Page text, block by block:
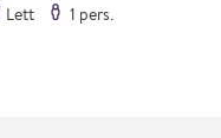
Lett 1 pers.